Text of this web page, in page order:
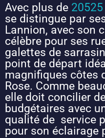
Avec plus de
se distingue par
Lannion, avec son
célèbre pour ses
galettes de
point de départ
magnifiques côtes
Rose. Comme
elle doit concilier
budgétaires avec
qualité de service
pour son éclairage